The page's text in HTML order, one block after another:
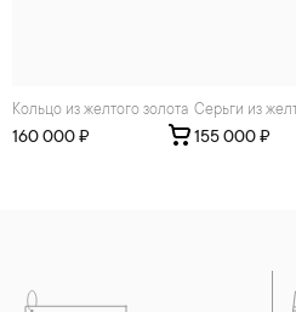
Кольцо из желтого золота
160 000 ₽
Серьги из
155 000 ₽